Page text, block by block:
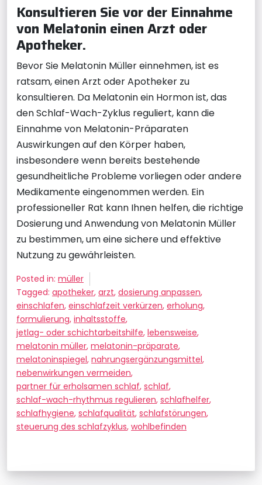
Konsultieren Sie vor der Einnahme
von Melatonin einen Arzt oder
Apotheker.
Bevor Sie Melatonin Müller einnehmen, ist es
ratsam, einen Arzt oder Apotheker zu
konsultieren. Da Melatonin ein Hormon ist, das
den Schlaf-Wach-Zyklus reguliert, kann die
Einnahme von Melatonin-Präparaten
Auswirkungen auf den Körper haben,
insbesondere wenn bereits bestehende
gesundheitliche Probleme vorliegen oder andere
Medikamente eingenommen werden. Ein
professioneller Rat kann Ihnen helfen, die richtige
Dosierung und Anwendung von Melatonin Müller
zu bestimmen, um eine sichere und effektive
Nutzung zu gewährleisten.
Posted in: müller
Tagged: apotheker, arzt, dosierung anpassen,
einschlafen, einschlafzeit verkürzen, erholung,
formulierung, inhaltsstoffe,
jetlag- oder schichtarbeitshilfe, lebensweise,
melatonin müller, melatonin-präparate,
melatoninspiegel, nahrungsergänzungsmittel,
nebenwirkungen vermeiden,
partner für erholsamen schlaf, schlaf,
schlaf-wach-rhythmus regulieren, schlafhelfer,
schlafhygiene, schlafqualität, schlafstörungen,
steuerung des schlafzyklus, wohlbefinden